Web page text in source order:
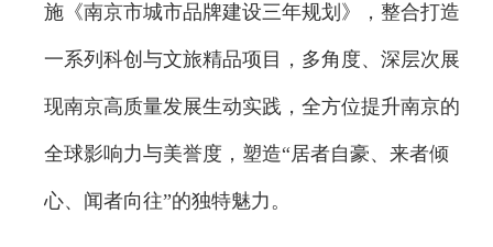
施《南京市城市品牌建设三年规划》，整合打造
一系列科创与文旅精品项目，多角度、深层次展
现南京高质量发展生动实践，全方位提升南京的
全球影响力与美誉度，塑造“居者自豪、来者倾
心、闻者向往”的独特魅力。